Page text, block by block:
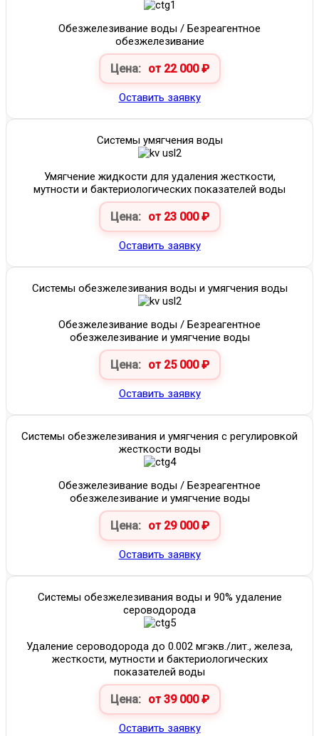
Обезжелезивание воды / Безреагентное
обезжелезивание
Цена: от 22 000 ₽
Оставить заявку
Системы умягчения воды
Умягчение жидкости для удаления жесткости,
мутности и бактериологических показателей воды
Цена: от 23 000 ₽
Оставить заявку
Системы обезжелезивания воды и умягчения воды
Обезжелезивание воды / Безреагентное
обезжелезивание и умягчение воды
Цена: от 25 000 ₽
Оставить заявку
Системы обезжелезивания и умягчения с регулировкой
жесткости воды
Обезжелезивание воды / Безреагентное
обезжелезивание и умягчение воды
Цена: от 29 000 ₽
Оставить заявку
Системы обезжелезивания воды и 90% удаление
сероводорода
Удаление сероводорода до 0.002 мгэкв./лит., железа,
жесткости, мутности и бактериологических
показателей воды
Цена: от 39 000 ₽
Оставить заявку